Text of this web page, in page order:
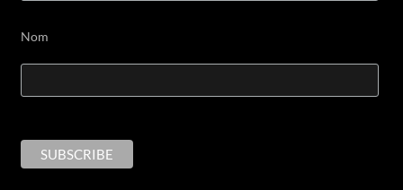
Nom